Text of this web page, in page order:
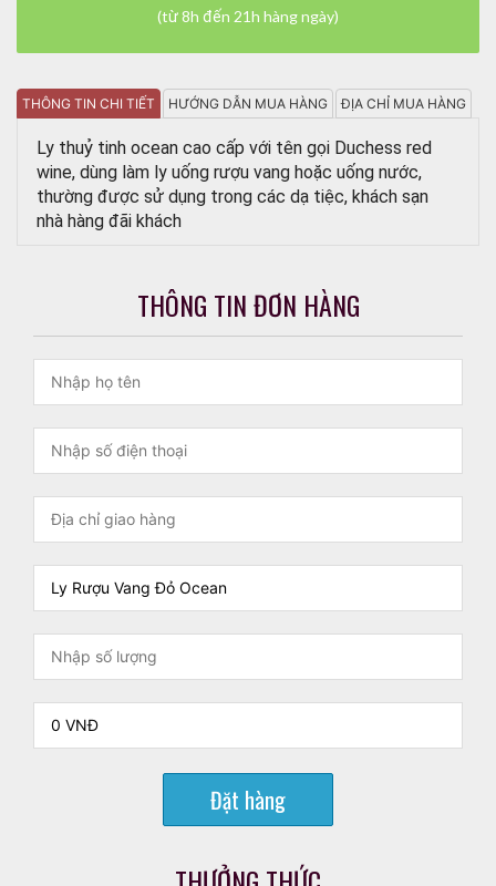
(từ 8h đến 21h hàng ngày)
THÔNG TIN CHI TIẾT HƯỚNG DẪN MUA HÀNG ĐỊA CHỈ MUA HÀNG
Ly thuỷ tinh ocean cao cấp với tên gọi Duchess red
wine, dùng làm ly uống rượu vang hoặc uống nước,
thường được sử dụng trong các dạ tiệc, khách sạn
nhà hàng đãi khách
THÔNG TIN ĐƠN HÀNG
Đặt hàng